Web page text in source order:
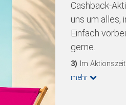
Cashback-
uns um alles,
Einfach
gerne.
3) Im
mehr